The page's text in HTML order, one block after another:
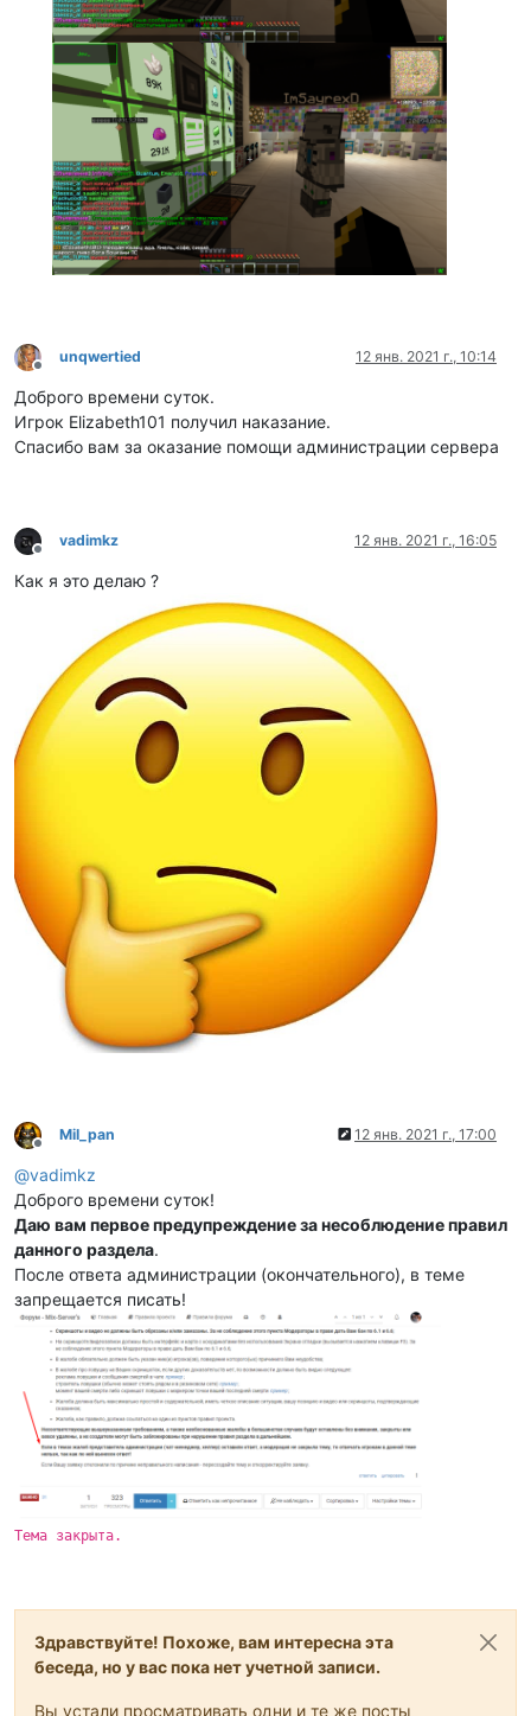
Не в сети
unqwertied 12 янв. 2021 г., 10:14
Доброго времени суток.
Игрок Elizabeth101 получил наказание.
Спасибо вам за оказание помощи администрации сервера
Не в сети
vadimkz 12 янв. 2021 г., 16:05
Как я это делаю ?
Не в сети
Mil_pan 12 янв. 2021 г., 17:00
@vadimkz
Доброго времени суток!
Даю вам первое предупреждение за несоблюдение правил
данного раздела.
После ответа администрации (окончательного), в теме
запрещается писать!
Тема закрыта.
Здравствуйте! Похоже, вам интересна эта
беседа, но у вас пока нет учетной записи.
Вы устали просматривать одни и те же посты